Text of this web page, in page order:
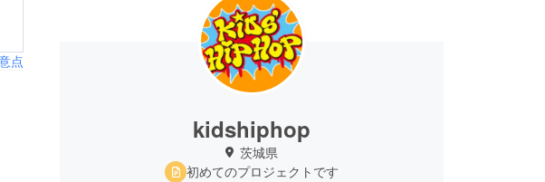
点
kidshiphop
茨城県
初めてのプロジェクトです